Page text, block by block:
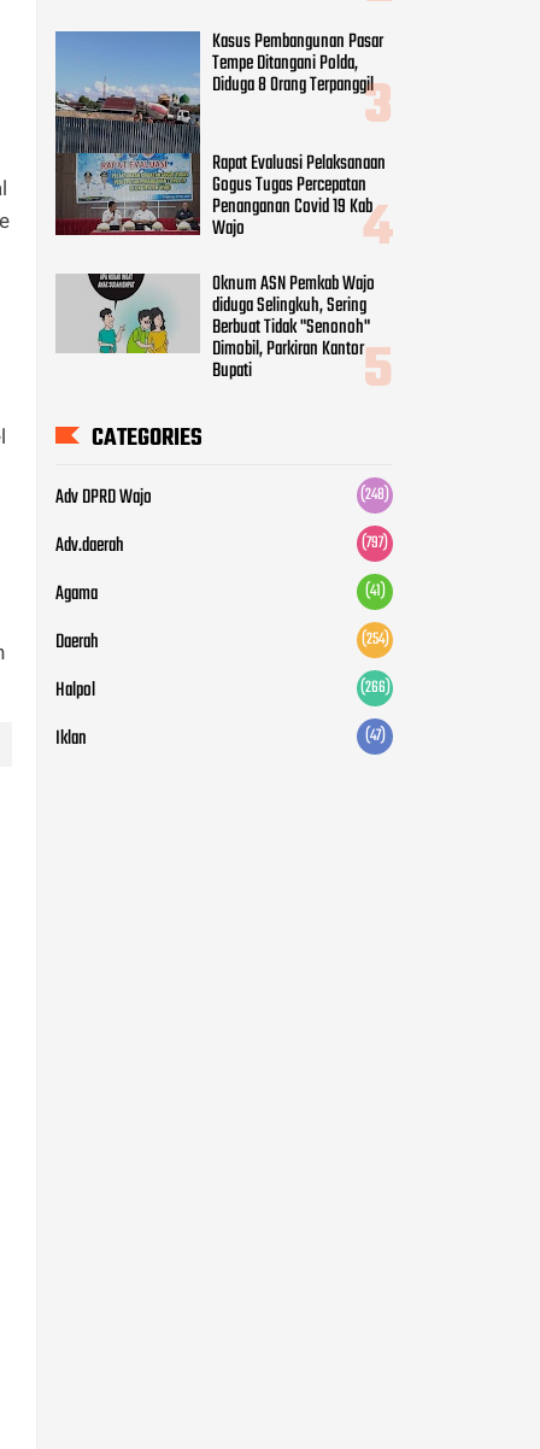
diduga Selingkuh, Sering
Berbuat Tidak "Senonoh"
Dimobil, Parkiran Kantor
Bupati
CATEGORIES
Adv DPRD Wajo (248)
Adv.daerah
(41)
Daerah (254)